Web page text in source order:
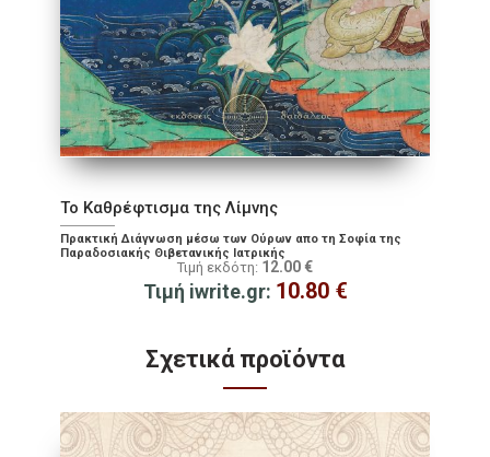
To Καθρέφτισμα της Λίμνης
Πρακτική Διάγνωση μέσω των Ούρων απο τη Σοφία της
Παραδοσιακής Θιβετανικής Ιατρικής
Τιμή εκδότη: 12.00 €
Τιμή iwrite.gr: 10.80 €
Σχετικά προϊόντα